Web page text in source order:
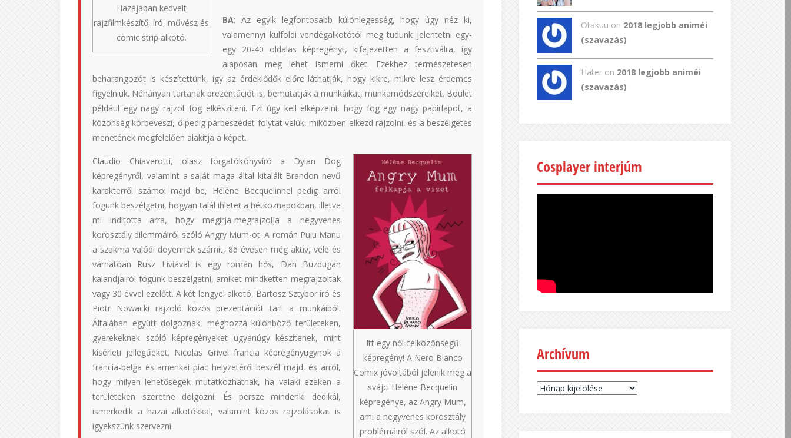
Hazájában kedvelt
rajzfilmkészítő, író, művész és
comic strip alkotó.
BA: Az egyik legfontosabb különlegesség, hogy úgy néz ki,
valamennyi külföldi vendégalkotótól meg tudunk jelentetni egy-
egy 20-40 oldalas képregényt, kifejezetten a fesztiválra, így
alaposan meg lehet ismerni őket. Ezekhez természetesen
beharangozót is készítettünk, így az érdeklődők előre láthatják, hogy kikre, mikre lesz érdemes
figyelniük. Néhányan tartanak prezentációt is, bemutatják a munkáikat, munkamódszereiket. Boulet
például egy nagy rajzot fog elkészíteni. Ezt úgy kell elképzelni, hogy fog egy nagy papírlapot, a
közönség körbeveszi, ő pedig párbeszédet folytat velük, miközben elkezd rajzolni, és a beszélgetés
menetének megfelelően alakítja a képet.
Itt egy női célközönségű
képregény! A Nero Blanco
Comix jóvoltából jelenik meg a
svájci Hélène Becquelin
képregénye, az Angry Mum,
ami a negyvenes korosztály
problémáiról szól. Az alkotó
Claudio Chiaverotti, olasz forgatókönyvíró a Dylan Dog
képregényről, valamint a saját maga által kitalált Brandon nevű
karakterről számol majd be, Hélène Becquelinnel pedig arról
fogunk beszélgetni, hogyan talál ihletet a hétköznapokban, illetve
mi indította arra, hogy megírja-megrajzolja a negyvenes
korosztály dilemmáiról szóló Angry Mum-ot. A román Puiu Manu
a szakma valódi doyennek számít, 86 évesen még aktív, vele és
várhatóan Rusz Líviával is egy román hős, Dan Buzdugan
kalandjairól fogunk beszélgetni, amiket mindketten megrajzoltak
vagy 30 évvel ezelőtt. A két lengyel alkotó, Bartosz Sztybor író és
Piotr Nowacki rajzoló közös prezentációt tart a munkáiból.
Általában együtt dolgoznak, méghozzá különböző területeken,
gyerekeknek szóló képregényeket ugyanúgy készítenek, mint
kísérleti jellegűeket. Nicolas Grivel francia képregényügynök a
francia-belga és amerikai piac helyzetéről beszél majd, és arról,
hogy milyen lehetőségek mutatkozhatnak, ha valaki ezeken a
területeken szeretne dolgozni. És persze mindenki dedikál,
ismerkedik a hazai alkotókkal, valamint közös rajzolásokat is
igyekszünk szervezni.
Otakuu on 2018 legjobb animéi
(szavazás)
Hater on 2018 legjobb animéi
(szavazás)
Cosplayer interjúm
Archívum
Archívum